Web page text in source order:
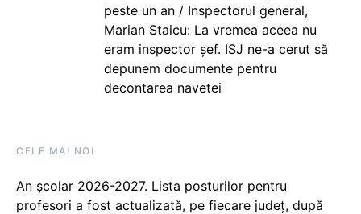
peste un an / Inspectorul general,
Marian Staicu: La vremea aceea nu
eram inspector șef. ISJ ne-a cerut să
depunem documente pentru
decontarea navetei
CELE MAI NOI
An școlar 2026-2027. Lista posturilor pentru
profesori a fost actualizată, pe fiecare județ, după